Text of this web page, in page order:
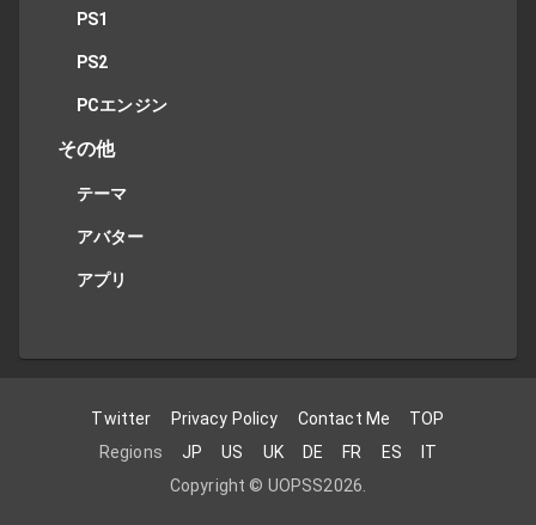
PS1
PS2
PCエンジン
その他
テーマ
アバター
アプリ
Twitter Privacy Policy Contact Me
TOP
Regions
JP US UK DE FR ES
IT
Copyright © UOPSS2026